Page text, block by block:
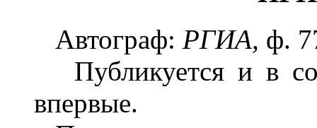
Автограф: РГИА, ф.
Публикуется и в
впервые.